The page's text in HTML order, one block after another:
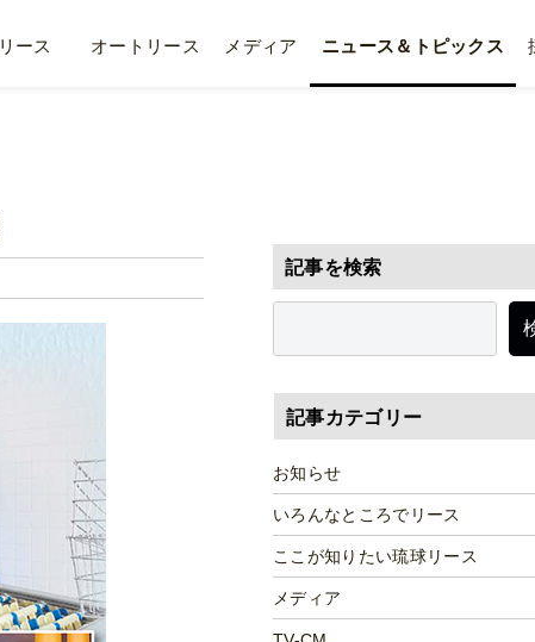
リース オートリース メディア ニュース＆トピックス
記事を検索
記事カテゴリー
お知らせ
いろんなところでリース
ここが知りたい琉球リース
メディア